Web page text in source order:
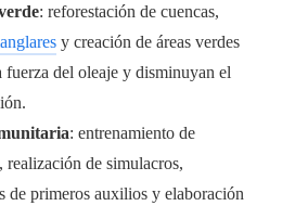
: reforestación de cuencas,
y creación de áreas verdes
fuerza del oleaje y disminuyan el
: entrenamiento de
realización de simulacros,
de primeros auxilios y elaboración